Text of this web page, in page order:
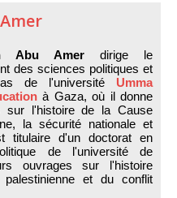
Abu Amer dirige le
des sciences politiques et
de l'université Umma
à Gaza, où il donne
sur l'histoire de la Cause
la sécurité nationale et
titulaire d'un doctorat en
de l'université de
ouvrages sur l'histoire
et du conflit